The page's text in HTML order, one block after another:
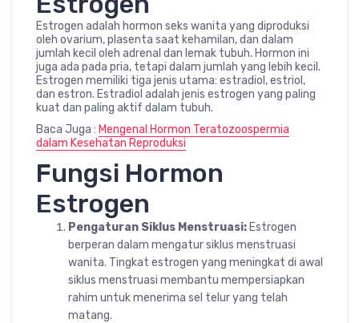
Estrogen adalah hormon seks wanita yang diproduksi
oleh ovarium, plasenta saat kehamilan, dan dalam
jumlah kecil oleh adrenal dan lemak tubuh. Hormon ini
juga ada pada pria, tetapi dalam jumlah yang lebih kecil.
Estrogen memiliki tiga jenis utama: estradiol, estriol,
dan estron. Estradiol adalah jenis estrogen yang paling
kuat dan paling aktif dalam tubuh.
Baca Juga : Mengenal Hormon Teratozoospermia
dalam Kesehatan Reproduksi
Fungsi Hormon
Estrogen
Pengaturan Siklus Menstruasi: Estrogen
berperan dalam mengatur siklus menstruasi
wanita. Tingkat estrogen yang meningkat di awal
siklus menstruasi membantu mempersiapkan
rahim untuk menerima sel telur yang telah
matang.